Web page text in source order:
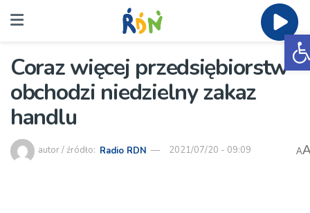
Coraz więcej przedsiębiorstw
obchodzi niedzielny zakaz
handlu
autor / źródło: Radio RDN 2021/07/20 - 09:09 A